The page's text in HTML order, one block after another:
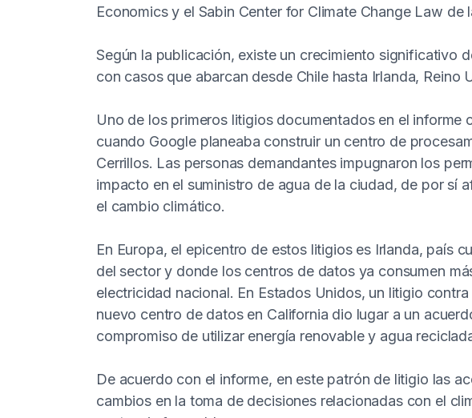
Economics y el Sabin Center for Climate Change Law de
Según la publicación, existe un crecimiento significativo
con casos que abarcan desde Chile hasta Irlanda, Reino
Uno de los primeros litigios documentados en el informe
cuando Google planeaba construir un centro de
Cerrillos. Las personas demandantes impugnaron los
impacto en el suministro de agua de la ciudad, de por sí
el cambio climático.
En Europa, el epicentro de estos litigios es Irlanda, país
del sector y donde los centros de datos ya consumen
electricidad nacional. En Estados Unidos, un litigio
nuevo centro de datos en California dio lugar a un
compromiso de utilizar energía renovable y agua
De acuerdo con el informe, en este patrón de litigio las
cambios en la toma de decisiones relacionadas con el